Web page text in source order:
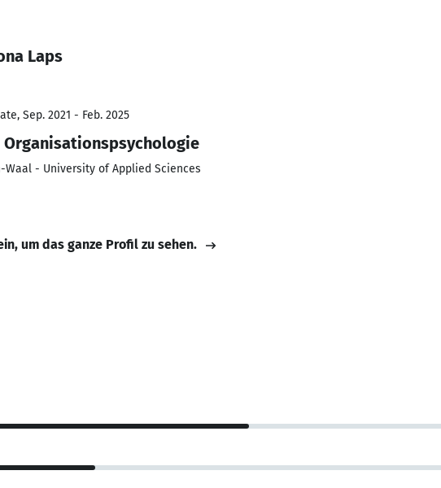
Laps
Sep. 2021 - Feb. 2025
Waal - University of Applied Sciences
um das ganze Profil zu sehen.